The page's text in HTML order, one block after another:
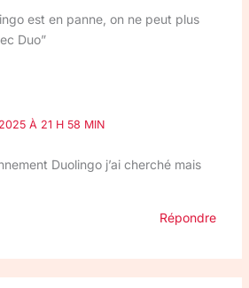
est en panne, on ne peut plus
Duo”
À 21 H 58 MIN
Duolingo j’ai cherché mais
Répondre